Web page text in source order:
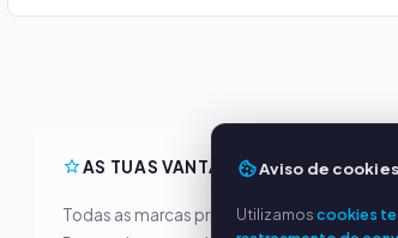
AS TUAS VANTAGENS
Todas as marcas principais
Aviso de cookies
Utilizamoscookies